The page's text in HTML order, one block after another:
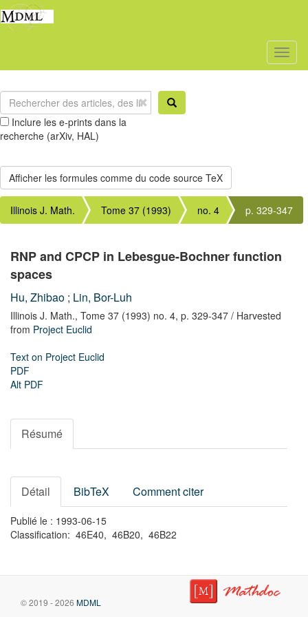
Inclure les e-prints dans la
recherche (arXiv, HAL)
Illinois J. Math. Tome 37 (1993) no. 4 p. 329-347
RNP and CPCP in Lebesgue-Bochner function
spaces
Hu, Zhibao ; Lin, Bor-Luh
Illinois J. Math., Tome 37 (1993) no. 4, p. 329-347 / Harvested
from Project Euclid
Text on Project Euclid
PDF
Alt PDF
Résumé
Détail BibTeX Comment citer
Publié le : 1993-06-15
Classification: 46E40, 46B20, 46B22
© 2019 - 2026 MDML